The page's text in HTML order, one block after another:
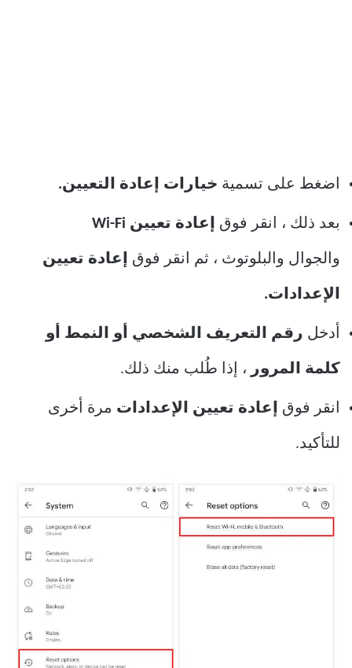
اضغط على تسمية خيارات إعادة التعيين.
بعد ذلك ، انقر فوق إعادة تعيين Wi-Fi
والجوال والبلوتوث ، ثم انقر فوق إعادة تعيين
الإعدادات.
أدخل رقم التعريف الشخصي أو النمط أو
كلمة المرور ، إذا طُلب منك ذلك.
انقر فوق إعادة تعيين الإعدادات مرة أخرى
للتأكيد.